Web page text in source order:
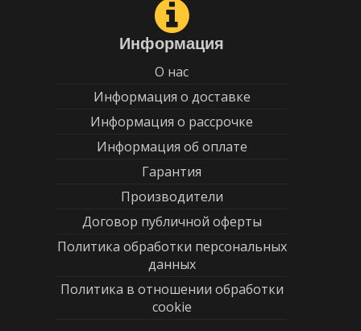
Информация
О нас
Информация о доставке
Информация о рассрочке
Информация об оплате
Гарантия
Производители
Договор публичной оферты
Политика обработки персональных
данных
Политика в отношении обработки
cookie